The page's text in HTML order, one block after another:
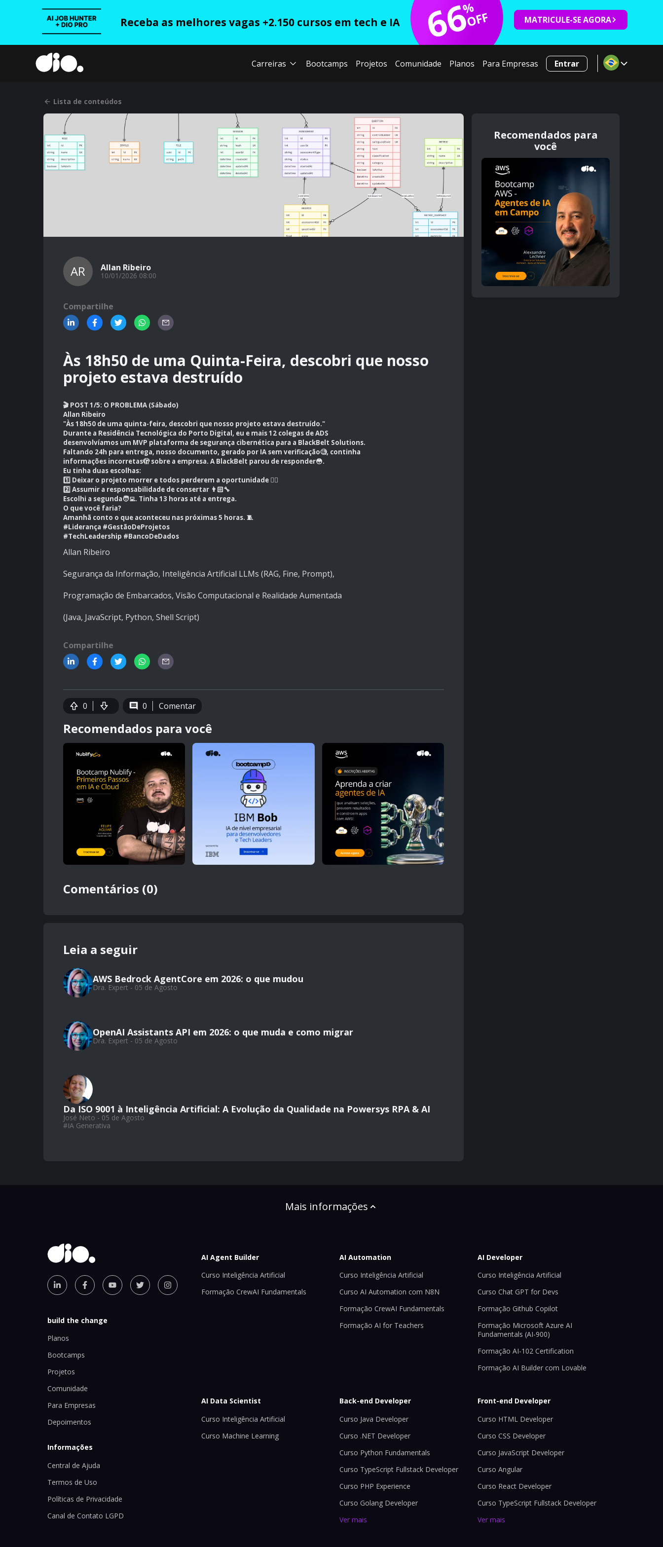
Receba as melhores vagas +2.150 cursos em tech e IA 66
%
OFF MATRICULE-SE AGORA
Carreiras Bootcamps Projetos Comunidade Planos Para Empresas Entrar
Lista de conteúdos
AR Allan Ribeiro
10/01/2026 08:00
Compartilhe
Às 18h50 de uma Quinta-Feira, descobri que nosso
projeto estava destruído
🎬 POST 1/5: O PROBLEMA (Sábado)
Allan Ribeiro
"Às 18h50 de uma quinta-feira, descobri que nosso projeto estava destruído."
Durante a Residência Tecnológica do Porto Digital, eu e mais 12 colegas de ADS
desenvolvíamos um MVP plataforma de segurança cibernética para a BlackBelt Solutions.
Faltando 24h para entrega, nosso documento, gerado por IA sem verificação🧐, continha
informações incorretas🫣 sobre a empresa. A BlackBelt parou de responder😳.
Eu tinha duas escolhas:
1️⃣ Deixar o projeto morrer e todos perderem a oportunidade 😶‍🌫️
2️⃣ Assumir a responsabilidade de consertar 👨🏻‍🔧
Escolhi a segunda🧑‍💻. Tinha 13 horas até a entrega.
O que você faria?
Amanhã conto o que aconteceu nas próximas 5 horas. 🧵
#Liderança #GestãoDeProjetos
#TechLeadership #BancoDeDados
Allan Ribeiro
Segurança da Informação, Inteligência Artificial LLMs (RAG, Fine, Prompt),
Programação de Embarcados, Visão Computacional e Realidade Aumentada
(Java, JavaScript, Python, Shell Script)
Compartilhe
0 0 Comentar
Recomendados para você
Comentários (0)
Leia a seguir
AWS Bedrock AgentCore em 2026: o que mudou
Dra. Expert - 05 de Agosto
OpenAI Assistants API em 2026: o que muda e como migrar
Dra. Expert - 05 de Agosto
Da ISO 9001 à Inteligência Artificial: A Evolução da Qualidade na Powersys RPA & AI
José Neto - 05 de Agosto
#IA Generativa
Recomendados para
você
Mais informações
build the change
Planos
Bootcamps
Projetos
Comunidade
Para Empresas
Depoimentos
Informações
Central de Ajuda
Termos de Uso
Políticas de Privacidade
Canal de Contato LGPD
AI Agent Builder
Curso Inteligência Artificial
Formação CrewAI Fundamentals
AI Automation
Curso Inteligência Artificial
Curso AI Automation com N8N
Formação CrewAI Fundamentals
Formação AI for Teachers
AI Developer
Curso Inteligência Artificial
Curso Chat GPT for Devs
Formação Github Copilot
Formação Microsoft Azure AI
Fundamentals (AI-900)
Formação AI-102 Certification
Formação AI Builder com Lovable
AI Data Scientist
Curso Inteligência Artificial
Curso Machine Learning
Back-end Developer
Curso Java Developer
Curso .NET Developer
Curso Python Fundamentals
Curso TypeScript Fullstack Developer
Curso PHP Experience
Curso Golang Developer
Ver mais
Front-end Developer
Curso HTML Developer
Curso CSS Developer
Curso JavaScript Developer
Curso Angular
Curso React Developer
Curso TypeScript Fullstack Developer
Ver mais